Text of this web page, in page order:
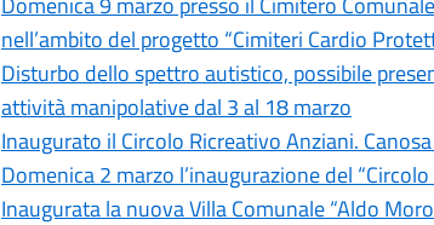
nell’ambito del progetto “Cimiteri Cardio
Disturbo dello spettro autistico, possibile
attività manipolative dal 3 al 18 marzo
Inaugurato il Circolo Ricreativo Anziani.
Domenica 2 marzo l’inaugurazione del
Inaugurata la nuova Villa Comunale “Aldo